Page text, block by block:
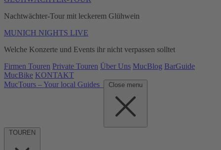
Nachtwächter-Tour mit leckerem Glühwein
MUNICH NIGHTS LIVE
Welche Konzerte und Events ihr nicht verpassen solltet
Firmen Touren Private Touren Über Uns MucBlog BarGuide
MucBike KONTAKT
MucTours – Your local Guides
Close menu
TOUREN